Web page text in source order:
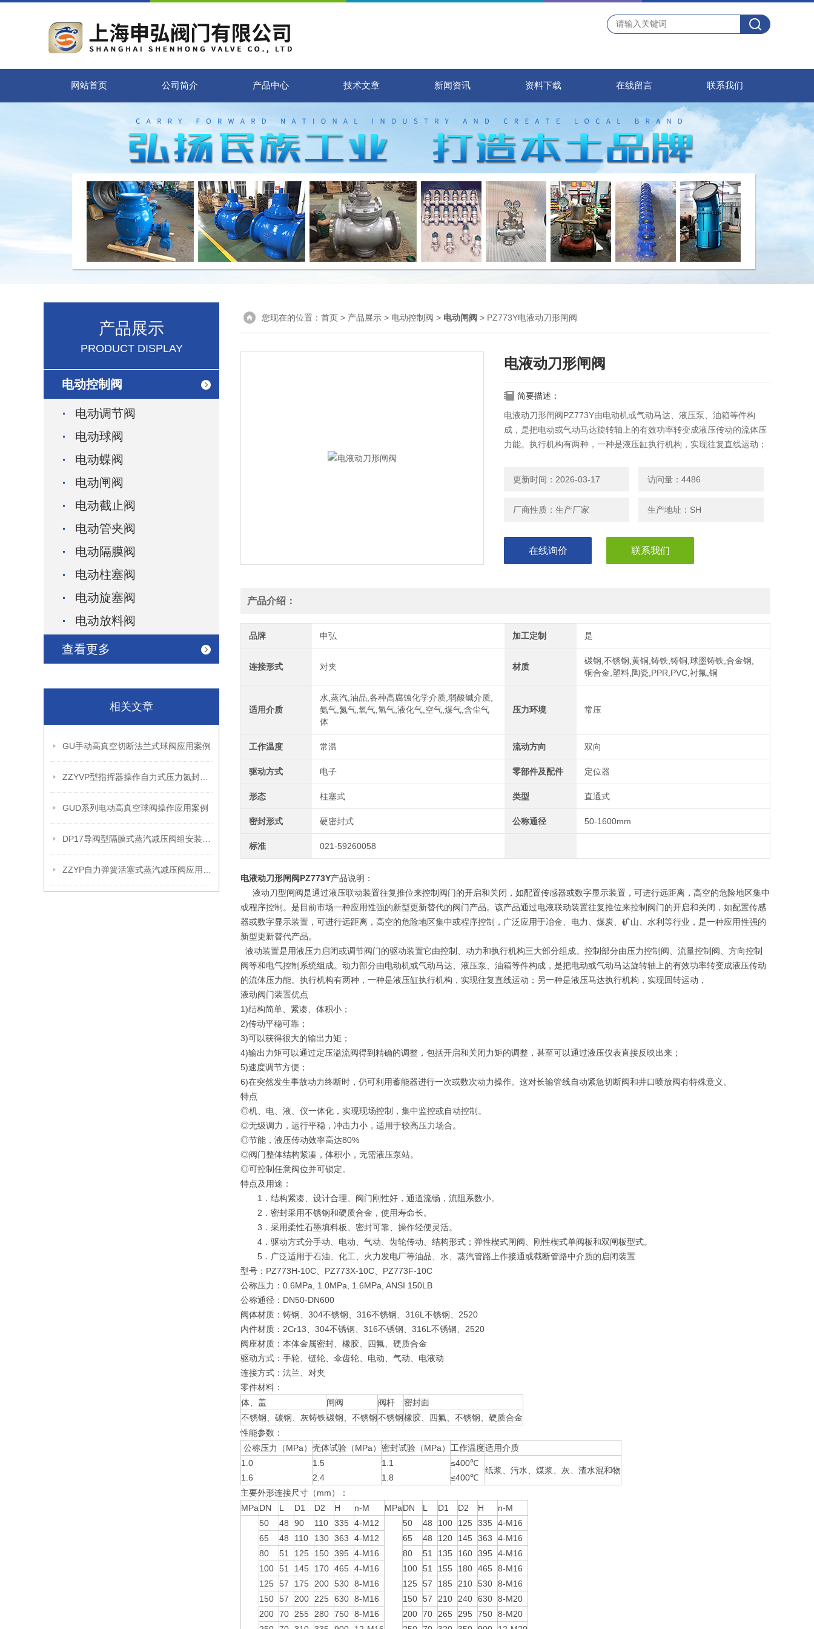
网站首页 公司简介 产品中心 技术文章 新闻资讯 资料下载 在线留言 联系我们
产品展示
PRODUCT DISPLAY
电动控制阀
电动调节阀
电动球阀
电动蝶阀
电动闸阀
电动截止阀
电动管夹阀
电动隔膜阀
电动柱塞阀
电动旋塞阀
电动放料阀
查看更多
相关文章
GU手动高真空切断法兰式球阀应用案例
GUD系列电动高真空球阀操作应用案例
您现在的位置： 首页 > 产品展示 > 电动控制阀 > 电动闸阀 > PZ773Y电液动刀形闸阀
电液动刀形闸阀
简要描述：
电液动刀形闸阀PZ773Y由电动机或气动马达、液压泵、油箱等件构
成，是把电动或气动马达旋转轴上的有效功率转变成液压传动的流体压
力能。执行机构有两种，一种是液压缸执行机构，实现往复直线运动；
更新时间：2026-03-17 访问量：4486
厂商性质：生产厂家 生产地址：SH
在线询价 联系我们
产品介绍：
品牌 申弘 加工定制 是
连接形式 对夹 材质
碳钢,不锈钢,黄铜,铸铁,铸铜,球墨铸铁,合金钢,
铜合金,塑料,陶瓷,PPR,PVC,衬氟,铜
适用介质
水,蒸汽,油品,各种高腐蚀化学介质,弱酸碱介质,
氨气,氮气,氧气,氢气,液化气,空气,煤气,含尘气
体
压力环境 常压
工作温度 常温 流动方向 双向
驱动方式 电子 零部件及配件 定位器
形态 柱塞式 类型 直通式
密封形式 硬密封式 公称通径 50-1600mm
标准 021-59260058
电液动刀形闸阀PZ773Y产品说明：
液动刀型闸阀是通过液压联动装置往复推位来控制阀门的开启和关闭，如配置传感器或数字显示装置，可进行远距离，高空的危险地区集中
或程序控制。是目前市场一种应用性强的新型更新替代的阀门产品。该产品通过电液联动装置往复推位来控制阀门的开启和关闭，如配置传感
器或数字显示装置，可进行远距离，高空的危险地区集中或程序控制，广泛应用于冶金、电力、煤炭、矿山、水利等行业，是一种应用性强的
新型更新替代产品。
液动装置是用液压力启闭或调节阀门的驱动装置它由控制、动力和执行机构三大部分组成。控制部分由压力控制阀、流量控制阀、方向控制
阀等和电气控制系统组成。动力部分由电动机或气动马达、液压泵、油箱等件构成，是把电动或气动马达旋转轴上的有效功率转变成液压传动
的流体压力能。执行机构有两种，一种是液压缸执行机构，实现往复直线运动；另一种是液压马达执行机构，实现回转运动，
液动阀门装置优点
1)结构简单、紧凑、体积小；
2)传动平稳可靠；
3)可以获得很大的输出力矩；
4)输出力矩可以通过定压溢流阀得到精确的调整，包括开启和关闭力矩的调整，甚至可以通过液压仪表直接反映出来；
5)速度调节方便；
6)在突然发生事故动力终断时，仍可利用蓄能器进行一次或数次动力操作。这对长输管线自动紧急切断阀和井口喷放阀有特殊意义。
特点
◎机、电、液、仪一体化，实现现场控制，集中监控或自动控制。
◎无级调力，运行平稳，冲击力小，适用于较高压力场合。
◎节能，液压传动效率高达80%
◎阀门整体结构紧凑，体积小，无需液压泵站。
◎可控制任意阀位并可锁定。
特点及用途：
1．结构紧凑、设计合理、阀门刚性好，通道流畅，流阻系数小。
2．密封采用不锈钢和硬质合金，使用寿命长。
3．采用柔性石墨填料板、密封可靠、操作轻便灵活。
4．驱动方式分手动、电动、气动、齿轮传动、结构形式；弹性楔式闸阀、刚性楔式单阀板和双闸板型式。
5．广泛适用于石油、化工、火力发电厂等油品、水、蒸汽管路上作接通或截断管路中介质的启闭装置
型号：PZ773H-10C、PZ773X-10C、PZ773F-10C
公称压力：0.6MPa, 1.0MPa, 1.6MPa, ANSI 150LB
公称通径：DN50-DN600
阀体材质：铸钢、304不锈钢、316不锈钢、316L不锈钢、2520
内件材质：2Cr13、304不锈钢、316不锈钢、316L不锈钢、2520
阀座材质：本体金属密封、橡胶、四氟、硬质合金
驱动方式：手轮、链轮、伞齿轮、电动、气动、电液动
连接方式：法兰、对夹
零件材料：
体、盖
闸阀 阀杆
密封面
不锈钢、碳钢、灰铸铁碳钢、不锈钢不锈钢橡胶、四氟、不锈钢、硬质合金
性能参数：
公称压力（MPa） 壳体试验（MPa） 密封试验（MPa） 工作温度适用介质
1.0
1.6
1.5
2.4
1.1
1.8
≤400℃
≤400℃
纸浆、污水、煤浆、灰、渣水混和物
主要外形连接尺寸（mm）：
MPaDN L D1 D2 H n-M MPaDN L D1 D2 H n-M
50 48 90 110 335 4-M12 50 48 100 125 335 4-M16
65
48 110 130 363 4-M12 65 48 120 145 363
4-M16
80
51 125 150 395 4-M16 80 51 135 160 395 4-M16
100 51 145 170 465 4-M16 100 51 155 180 465 8-M16
125 57 175 200 530 8-M16 125 57 185 210 530 8-M16
150 57 200 225 630 8-M16 150 57 210 240 630 8-M20
200 70 255 280 750 8-M16 200 70 265 295 750 8-M20